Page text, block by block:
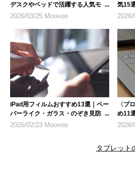
デスクやベッドで活躍する人気モデ
ル
2026/03/25 Moovoo
気15
目
2026/
iPad用フィルムおすすめ13選｜ペー
パーライク・ガラス・のぞき見防止
など人気製品を紹介
2026/02/23 Moovoo
〈プ
め11
詳し
タブレット